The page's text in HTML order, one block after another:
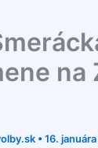
na
•16.